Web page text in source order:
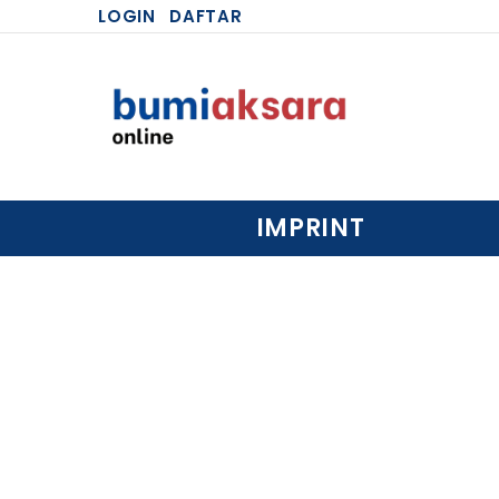
LOGIN DAFTAR
IMPRINT